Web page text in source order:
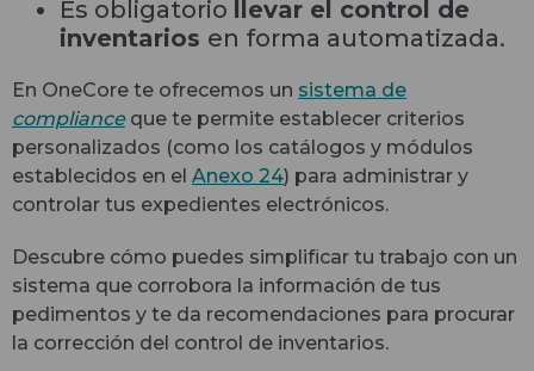
Es obligatorio
llevar el control de
inventarios en forma automatizada.
En OneCore te ofrecemos un sistema de
complianceque te permite establecer criterios
personalizados (como los catálogos y módulos
establecidos en el Anexo 24) para administrar y
controlar tus expedientes electrónicos.
Descubre cómo puedes simplificar tu trabajo con un
sistema que corrobora la información de tus
pedimentos y te da recomendaciones para procurar
la corrección del control de inventarios.